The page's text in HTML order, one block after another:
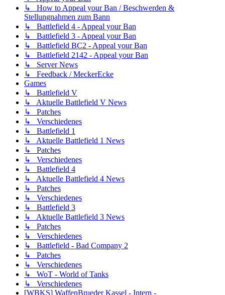
↳ How to Appeal your Ban / Beschwerden &
Stellungnahmen zum Bann
↳ Battlefield 4 - Appeal your Ban
↳ Battlefield 3 - Appeal your Ban
↳ Battlefield BC2 - Appeal your Ban
↳ Battlefield 2142 - Appeal your Ban
↳ Server News
↳ Feedback / MeckerEcke
Games
↳ Battlefield V
↳ Aktuelle Battlefield V News
↳ Patches
↳ Verschiedenes
↳ Battlefield 1
↳ Aktuelle Battlefield 1 News
↳ Patches
↳ Verschiedenes
↳ Battlefield 4
↳ Aktuelle Battlefield 4 News
↳ Patches
↳ Verschiedenes
↳ Battlefield 3
↳ Aktuelle Battlefield 3 News
↳ Patches
↳ Verschiedenes
↳ Battlefield - Bad Company 2
↳ Patches
↳ Verschiedenes
↳ WoT - World of Tanks
↳ Verschiedenes
[WBKS] WaffenBrueder Kassel - Intern -